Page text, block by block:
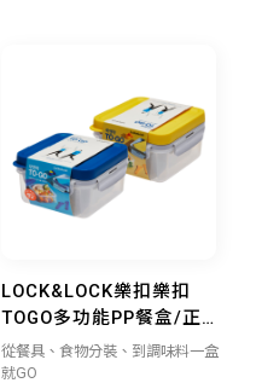
LOCK&LOCK樂扣樂扣
TOGO多功能PP餐盒/正方
形 1.2L
從餐具、食物分裝、到調味料一盒
就GO